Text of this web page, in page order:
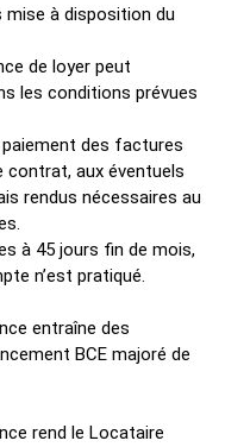
mise à disposition du
de loyer peut
les conditions prévues
des factures
contrat, aux éventuels
rendus nécessaires au
à 45 jours fin de mois,
n’est pratiqué.
entraîne des
BCE majoré de
rend le Locataire